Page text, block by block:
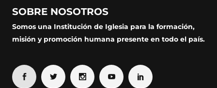
SOBRE NOSOTROS
Somos una Institución de Iglesia para la formación,
misión y promoción humana presente en todo el país.